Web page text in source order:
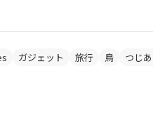
ガジェット 旅行 鳥 つじ